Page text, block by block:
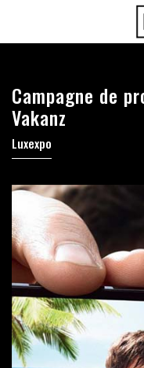
Campagne de
Vakanz
Luxexpo